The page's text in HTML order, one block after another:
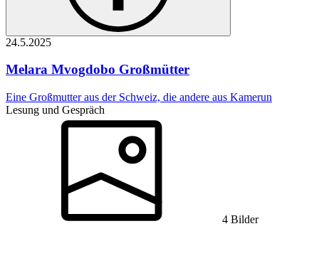
24.5.2025
Melara Mvogdobo Großmütter
Eine Großmutter aus der Schweiz, die andere aus Kamerun
Lesung und Gespräch
4 Bilder